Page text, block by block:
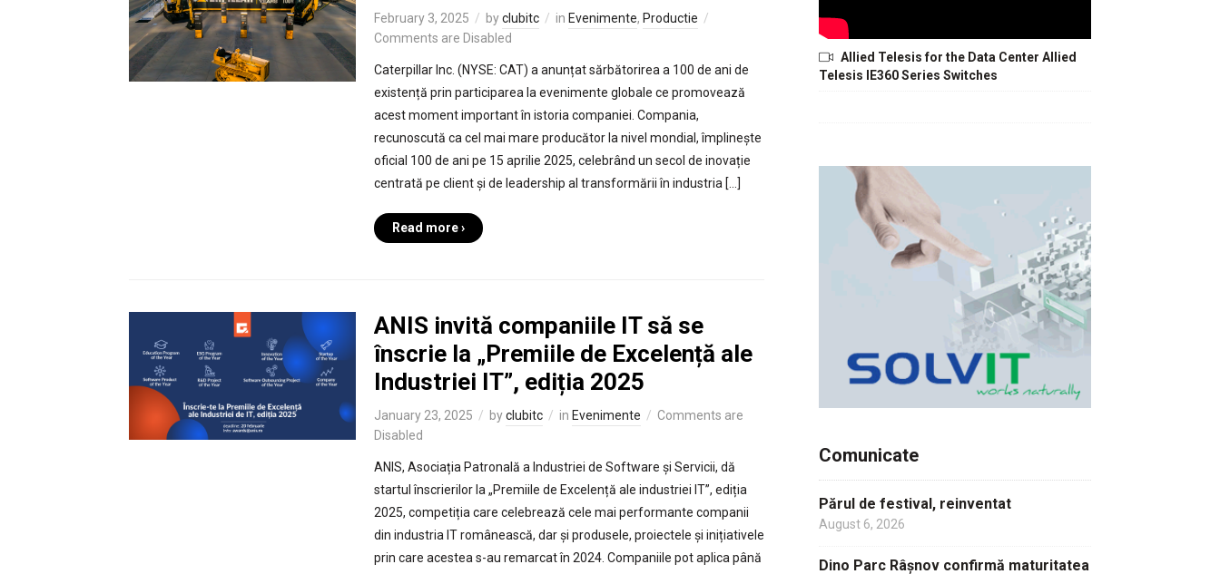
February 3, 2025 byclubitc in Evenimente, Productie
Comments are Disabled
Caterpillar Inc. (NYSE: CAT) a anunțat sărbătorirea a 100 de ani de
existență prin participarea la evenimente globale ce promovează
acest moment important în istoria companiei. Compania,
recunoscută ca cel mai mare producător la nivel mondial, împlinește
oficial 100 de ani pe 15 aprilie 2025, celebrând un secol de inovație
centrată pe client și de leadership al transformării în industria […]
Read more ›
ANIS invită companiile IT să se
înscrie la „Premiile de Excelență ale
Industriei IT”, ediția 2025
January 23, 2025 byclubitc in Evenimente
Comments are
Disabled
ANIS, Asociația Patronală a Industriei de Software și Servicii, dă
startul înscrierilor la „Premiile de Excelență ale industriei IT”, ediția
2025, competiția care celebrează cele mai performante companii
din industria IT românească, dar și produsele, proiectele și inițiativele
prin care acestea s-au remarcat în 2024. Companiile pot aplica până
Allied Telesis for the Data Center Allied
Telesis IE360 Series Switches
Comunicate
Părul de festival, reinventat
August 6, 2026
Dino Parc Râșnov confirmă maturitatea